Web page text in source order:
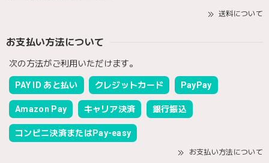
送料について
お支払い方法について
次の方法がご利用いただけます。
PAY ID あと払い クレジットカード PayPay
Amazon Pay キャリア決済 銀行振込
コンビニ決済またはPay-easy
お支払い方法について